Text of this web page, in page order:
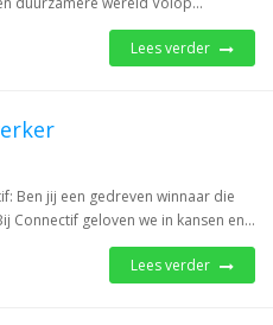
Lees verder
Ben jij een gedreven winnaar die
Connectif geloven we in kansen en...
Lees verder